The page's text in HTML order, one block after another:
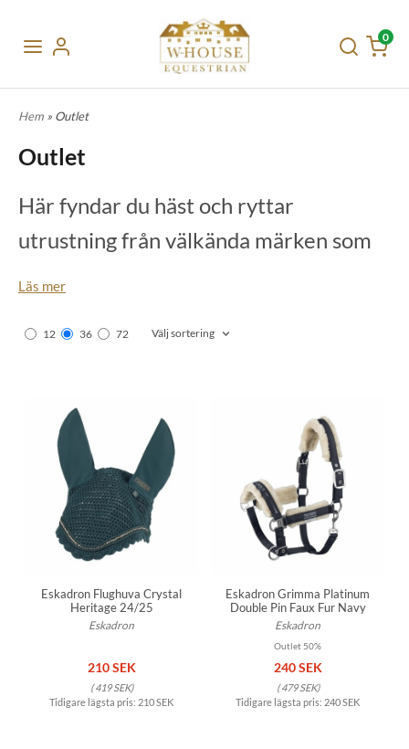
0
Hem » Outlet
Outlet
Här fyndar du häst och ryttar
utrustning från välkända märken som
t.ex. Cavalleria toscana, Ariat,
Charles Owen, Top reiter, Hv Polo och
Läs mer
12 36 72 Välj sortering
Eskadron Flughuva Crystal
Heritage 24/25
Eskadron
210 SEK
(419 SEK)
Tidigare lägsta pris: 210 SEK
Eskadron Grimma Platinum
Double Pin Faux Fur Navy
Eskadron
Outlet 50%
240 SEK
(479 SEK)
Tidigare lägsta pris: 240 SEK